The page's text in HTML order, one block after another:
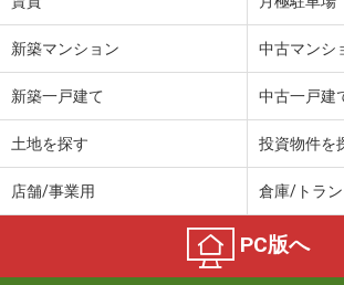
新築マンション 中古マンシ
新築一戸建て 中古一戸建
土地を探す 投資物件を
店舗/事業用 倉庫/トラ
PC版へ